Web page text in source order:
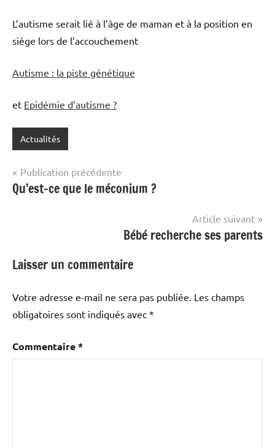
L’autisme serait lié à l’âge de maman et à la position en
siège lors de l’accouchement
Autisme : la piste génétique
et Epidémie d’autisme ?
Actualités
Navigation
de
Publication précédente
Qu’est-ce que le méconium ?
Article suivant
Bébé recherche ses parents
Laisser un commentaire
Votre adresse e-mail ne sera pas publiée. Les champs
obligatoires sont indiqués avec *
Commentaire*